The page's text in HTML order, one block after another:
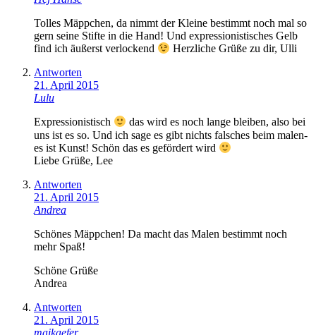
Tolles Mäppchen, da nimmt der Kleine bestimmt noch mal so
gern seine Stifte in die Hand! Und expressionistisches Gelb
find ich äußerst verlockend
Herzliche Grüße zu dir, Ulli
Antworten
21. April 2015
Lulu
Expressionistisch
das wird es noch lange bleiben, also bei
uns ist es so. Und ich sage es gibt nichts falsches beim malen-
es ist Kunst! Schön das es gefördert wird
Liebe Grüße, Lee
Antworten
21. April 2015
Andrea
Schönes Mäppchen! Da macht das Malen bestimmt noch
mehr Spaß!
Schöne Grüße
Andrea
Antworten
21. April 2015
maikaefer